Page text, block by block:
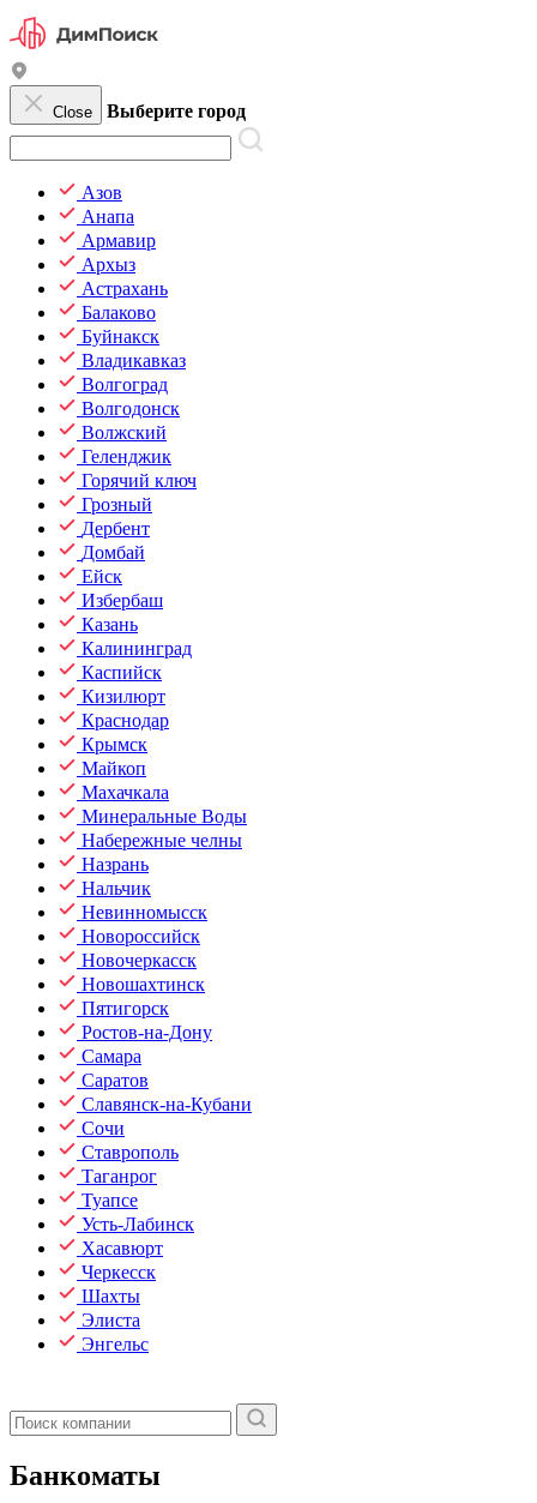
Close Выберите город
Азов
Анапа
Армавир
Архыз
Астрахань
Балаково
Буйнакск
Владикавказ
Волгоград
Волгодонск
Волжский
Геленджик
Горячий ключ
Грозный
Дербент
Домбай
Ейск
Избербаш
Казань
Калининград
Каспийск
Кизилюрт
Краснодар
Крымск
Майкоп
Махачкала
Минеральные Воды
Набережные челны
Назрань
Нальчик
Невинномысск
Новороссийск
Новочеркасск
Новошахтинск
Пятигорск
Ростов-на-Дону
Самара
Саратов
Славянск-на-Кубани
Сочи
Ставрополь
Таганрог
Туапсе
Усть-Лабинск
Хасавюрт
Черкесск
Шахты
Элиста
Энгельс
Банкоматы